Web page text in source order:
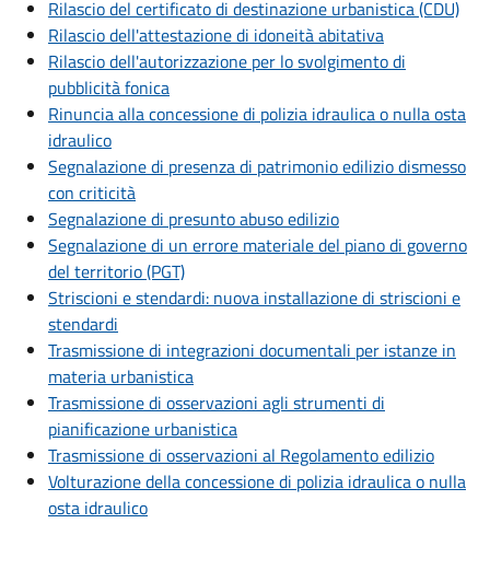
Rilascio del certificato di destinazione urbanistica (CDU)
Rilascio dell'attestazione di idoneità abitativa
Rilascio dell'autorizzazione per lo svolgimento di
pubblicità fonica
Rinuncia alla concessione di polizia idraulica o nulla osta
idraulico
Segnalazione di presenza di patrimonio edilizio dismesso
con criticità
Segnalazione di presunto abuso edilizio
Segnalazione di un errore materiale del piano di governo
del territorio (PGT)
Striscioni e stendardi: nuova installazione di striscioni e
stendardi
Trasmissione di integrazioni documentali per istanze in
materia urbanistica
Trasmissione di osservazioni agli strumenti di
pianificazione urbanistica
Trasmissione di osservazioni al Regolamento edilizio
Volturazione della concessione di polizia idraulica o nulla
osta idraulico